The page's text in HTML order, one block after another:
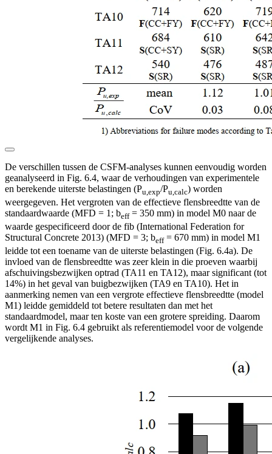
De verschillen tussen de CSFM-analyses kunnen eenvoudig worden
geanalyseerd in Fig. 6.4, waar de verhoudingen van experimentele
en berekende uiterste belastingen (Pu,exp/Pu,calc) worden
weergegeven. Het vergroten van de effectieve flensbreedtte van de
standaardwaarde (MFD = 1; beff= 350 mm) in model M0 naar de
waarde gespecificeerd door de fib (International Federation for
Structural Concrete 2013) (MFD = 3; beff= 670 mm) in model M1
leidde tot een toename van de uiterste belastingen (Fig. 6.4a). De
invloed van de flensbreedtte was zeer klein in die proeven waarbij
afschuivingsbezwijken optrad (TA11 en TA12), maar significant (tot
14%) in het geval van buigbezwijken (TA9 en TA10). Het in
aanmerking nemen van een vergrote effectieve flensbreedtte (model
M1) leidde gemiddeld tot betere resultaten dan met het
standaardmodel, maar ten koste van een grotere spreiding. Daarom
wordt M1 in Fig. 6.4 gebruikt als referentiemodel voor de volgende
vergelijkende analyses.